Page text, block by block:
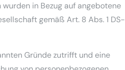
in Bezug auf angebotene
gemäß Art. 8 Abs. 1 DS-
Gründe zutrifft und eine